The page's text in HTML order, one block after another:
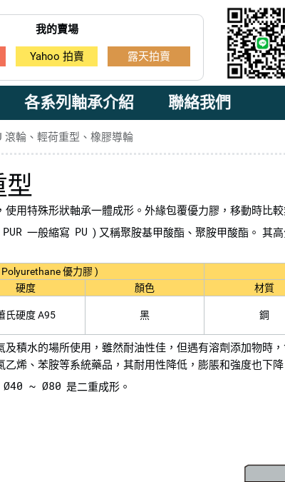
我的賣場
Yahoo 拍賣 露天拍賣
各系列軸承介紹 聯絡我們
滾輪、輕荷重型、橡膠導輪
型
用特殊形狀軸承一體成形。外緣包覆優力膠，移動時比較
PUR 一般縮寫 PU ) 又稱聚胺基甲酸酯、聚胺甲酸酯。 其
優力膠 )
硬度 顏色 材質
氏硬度 A95 黑 鋼
積水的場所使用，雖然耐油性佳，但遇有溶劑添加物時
烯、苯胺等系統藥品，其耐用性降低，膨脹和強度也下降
Ø40 ~ Ø80 是二重成形。